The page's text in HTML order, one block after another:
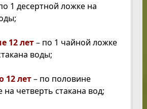
1 десертной ложке на
12 лет– по 1 чайной ложке
воды;
12 лет– по половине
четверть стакана вод;